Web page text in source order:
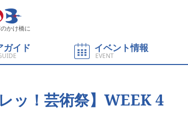
かけ橋に
ガイド イベント情報
EVENT
レッ！芸術祭】WEEK 4